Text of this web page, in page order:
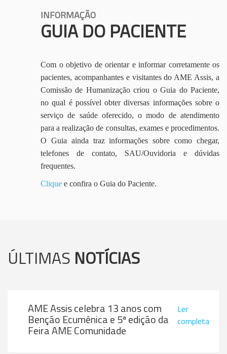
INFORMAÇÃO
GUIA DO PACIENTE
Com o objetivo de orientar e informar corretamente os
pacientes, acompanhantes e visitantes do AME Assis, a
Comissão de Humanização criou o Guia do Paciente,
no qual é possível obter diversas informações sobre o
serviço de saúde oferecido, o modo de atendimento
para a realização de consultas, exames e procedimentos.
O Guia ainda traz informações sobre como chegar,
telefones de contato, SAU/Ouvidoria e dúvidas
frequentes.
Clique e confira o Guia do Paciente.
ÚLTIMAS NOTÍCIAS
AME Assis celebra 13 anos com
Benção Ecumênica e 5ª edição da
Feira AME Comunidade
Ler
completa